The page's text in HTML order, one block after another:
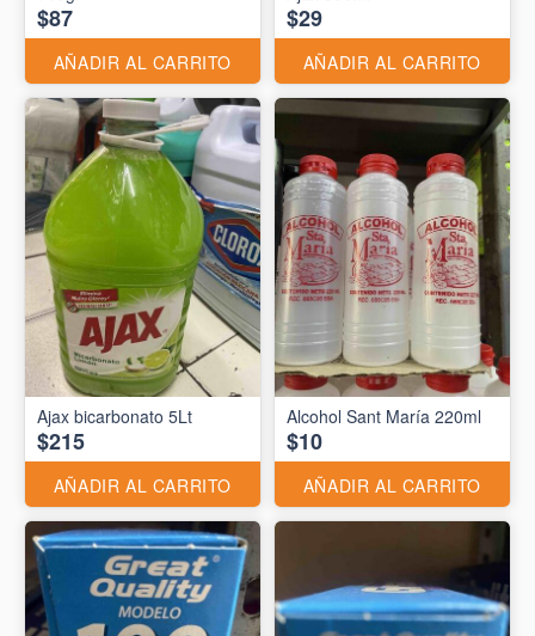
$87
AÑADIR AL CARRITO
$29
AÑADIR AL CARRITO
Ajax bicarbonato 5Lt
$215
AÑADIR AL CARRITO
Alcohol Sant María 220ml
$10
AÑADIR AL CARRITO